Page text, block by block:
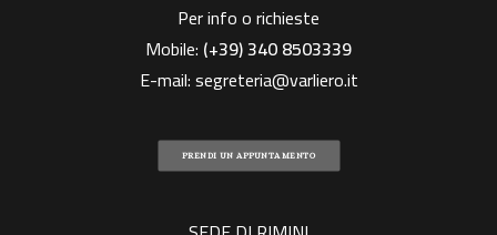
Per info o richieste
Mobile: (+39)340 8503339
E-mail:segreteria@varliero.it
PRENDI UN APPUNTAMENTO